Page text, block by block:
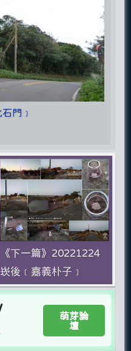
門﹞
《下一篇》20221224
崁後﹝嘉義朴子﹞
萌芽論
壇